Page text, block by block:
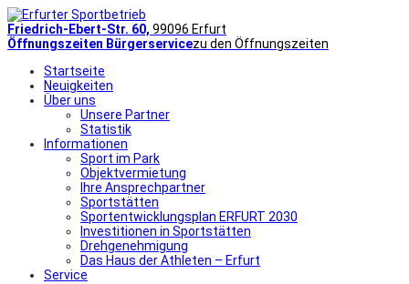
Friedrich-Ebert-Str. 60, 99096 Erfurt
Öffnungszeiten Bürgerservicezu den Öffnungszeiten
Startseite
Neuigkeiten
Über uns
Unsere Partner
Statistik
Informationen
Sport im Park
Objektvermietung
Ihre Ansprechpartner
Sportstätten
Sportentwicklungsplan ERFURT 2030
Investitionen in Sportstätten
Drehgenehmigung
Das Haus der Athleten – Erfurt
Service